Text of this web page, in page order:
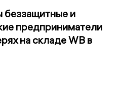
беззащитные и
предприниматели
на складе WB в